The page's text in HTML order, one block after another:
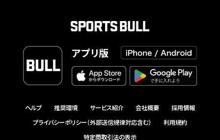
アプリ版
ヘルプ 推奨環境 サービス紹介 会社概要
採用情報
プライバシーポリシー（外部送信規律対応含む）
利用規約
特定商取引法の表示